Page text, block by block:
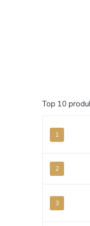
Top 10